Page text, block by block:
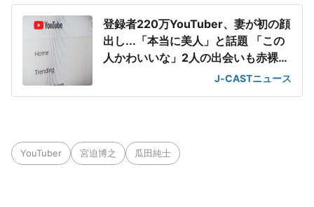
登録者220万YouTuber、妻が初の顔
出し...「本当に美人」と話題 「この
人かわいいな」2人の出会いも赤裸々
J-CASTニュース
YouTuber 宮迫博之 瓜田純士